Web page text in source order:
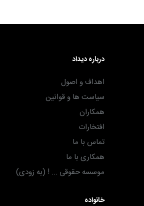
درباره دیداد
اهداف و اصول
سیاست ها و قوانین
همکاران
افتخارات
تماس با ما
همکاری با ما
موسسه حقوقی ... ! (به زودی)
خانواده